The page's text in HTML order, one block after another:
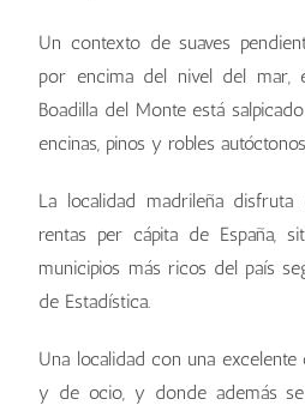
Un contexto de suaves
por encima del nivel del mar,
Boadilla del Monte está
encinas, pinos y robles autóctonos.
La localidad madrileña
rentas per cápita de España,
municipios más ricos del país
de Estadística.
Una localidad con una
y de ocio, y donde además